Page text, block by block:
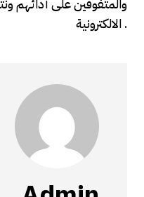
والمتفوقين على أدائهم
الالكترونية .